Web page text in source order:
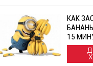
КАК
15